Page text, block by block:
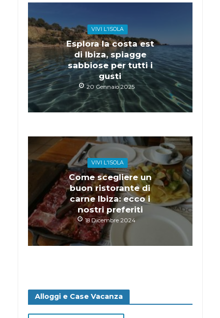
VIVI L'ISOLA
Esplora la costa est
di Ibiza, spiagge
sabbiose per tutti i
gusti
20 Gennaio 2025
VIVI L'ISOLA
Come scegliere un
buon ristorante di
carne Ibiza: ecco i
nostri preferiti
18 Dicembre 2024
Alloggi e Case Vacanza